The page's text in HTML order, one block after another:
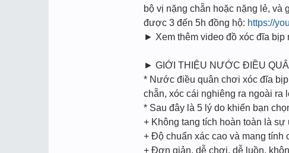
bộ vị nặng chẵn hoặc nặng lẻ,
được 3 đến 5h đồng hộ: https://
► Xem thêm video đồ xóc đĩa bịp
► GIỚI THIỆU NƯỚC ĐIỀU
* Nước điều quân chơi xóc đĩa
chẵn, xóc cái nghiêng ra ngoài ra
* Sau đây là 5 lý do khiến bạn
+ Không tang tích hoàn toàn là
+ Độ chuẩn xác cao và mang tính
+ Đơn giản, dễ chơi, dễ luồn,